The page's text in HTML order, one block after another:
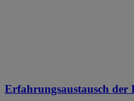
Erfahrungsaustausch